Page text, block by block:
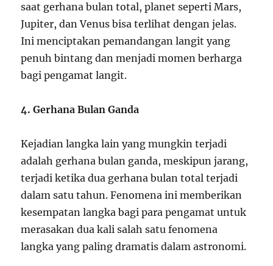
saat gerhana bulan total, planet seperti Mars,
Jupiter, dan Venus bisa terlihat dengan jelas.
Ini menciptakan pemandangan langit yang
penuh bintang dan menjadi momen berharga
bagi pengamat langit.
4. Gerhana Bulan Ganda
Kejadian langka lain yang mungkin terjadi
adalah gerhana bulan ganda, meskipun jarang,
terjadi ketika dua gerhana bulan total terjadi
dalam satu tahun. Fenomena ini memberikan
kesempatan langka bagi para pengamat untuk
merasakan dua kali salah satu fenomena
langka yang paling dramatis dalam astronomi.